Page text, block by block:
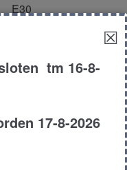
E30
unilakierung
☒
tm 16-8-
17-8-2026